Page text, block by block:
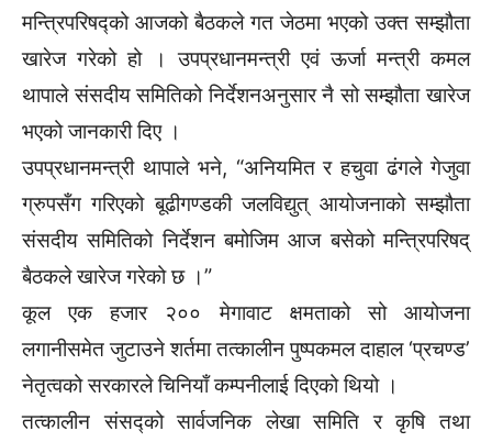
मन्त्रिपरिषद्को आजको बैठकले गत जेठमा भएको उक्त सम्झौता
खारेज गरेको हो । उपप्रधानमन्त्री एवं ऊर्जा मन्त्री कमल
थापाले संसदीय समितिको निर्देशनअनुसार नै सो सम्झौता खारेज
भएको जानकारी दिए ।
उपप्रधानमन्त्री थापाले भने, “अनियमित र हचुवा ढंगले गेजुवा
ग्रुपसँग गरिएको बूढीगण्डकी जलविद्युत् आयोजनाको सम्झौता
संसदीय समितिको निर्देशन बमोजिम आज बसेको मन्त्रिपरिषद्
बैठकले खारेज गरेको छ ।”
कूल एक हजार २०० मेगावाट क्षमताको सो आयोजना
लगानीसमेत जुटाउने शर्तमा तत्कालीन पुष्पकमल दाहाल ‘प्रचण्ड’
नेतृत्वको सरकारले चिनियाँ कम्पनीलाई दिएको थियो ।
तत्कालीन संसद्को सार्वजनिक लेखा समिति र कृषि तथा